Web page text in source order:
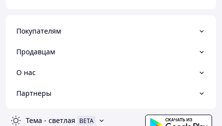
Покупателям
Продавцам
О нас
Партнеры
Тема - светлая BETA